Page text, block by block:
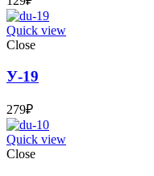
Quick view
Close
У-19
279₽
Quick view
Close